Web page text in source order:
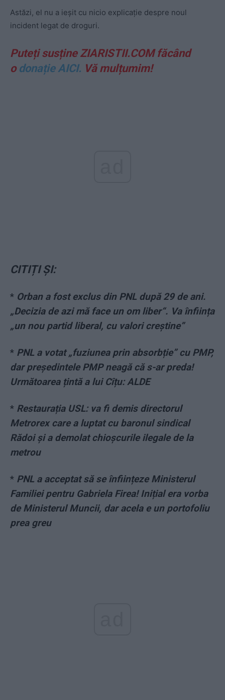
Astăzi, el nu a ieșit cu nicio explicație despre noul
incident legat de droguri.
Puteți susține ZIARISTII.COM făcând
o donație AICI. Vă mulțumim!
CITIȚI ȘI:
* Orban a fost exclus din PNL după 29 de ani.
„Decizia de azi mă face un om liber“. Va înființa
„un nou partid liberal, cu valori creștine”
* PNL a votat „fuziunea prin absorbție” cu PMP,
dar președintele PMP neagă că s-ar preda!
Următoarea țintă a lui Cîțu: ALDE
* Restaurația USL: va fi demis directorul
Metrorex care a luptat cu baronul sindical
Rădoi și a demolat chioșcurile ilegale de la
metrou
* PNL a acceptat să se înființeze Ministerul
Familiei pentru Gabriela Firea! Inițial era vorba
de Ministerul Muncii, dar acela e un portofoliu
prea greu